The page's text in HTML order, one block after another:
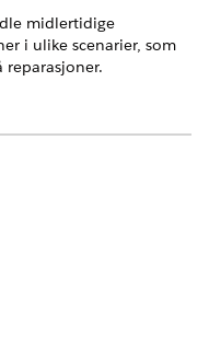
midlertidige
i ulike scenarier, som
reparasjoner.
som
og reviderbar
i malen.